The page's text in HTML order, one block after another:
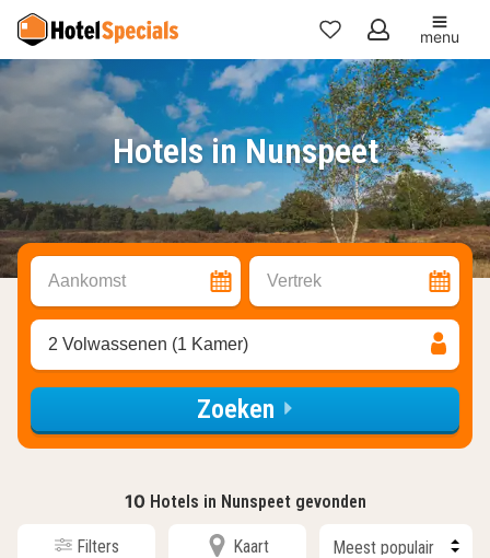
Mijn
favorieten
menu
Hotels in Nunspeet
Aankomst Vertrek
2 Volwassenen (1 Kamer)
Zoeken
10 Hotels in Nunspeet gevonden
Filters Kaart